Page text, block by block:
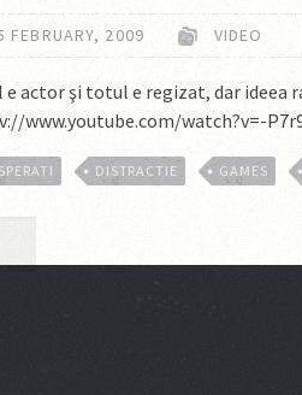
FEBRUARY, 2009 VIDEO
e actor şi totul e regizat, dar ideea
www.youtube.com/watch?v=-
DISTRACTIE GAMES